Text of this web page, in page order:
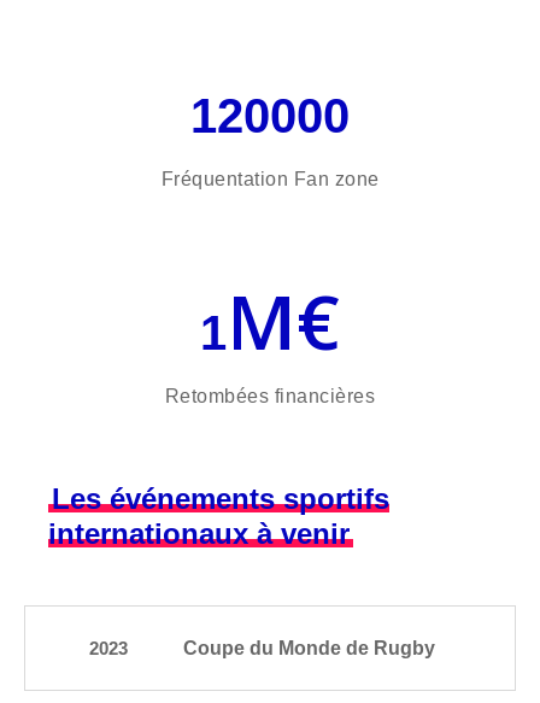
120000
Fréquentation Fan zone
1M€
Retombées financières
Les événements sportifs
internationaux à venir
2023 Coupe du Monde de Rugby